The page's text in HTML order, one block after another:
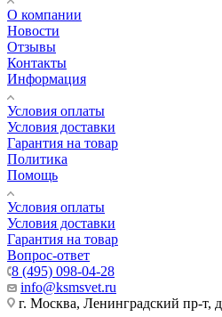
О компании
Новости
Отзывы
Контакты
Информация
Условия оплаты
Условия доставки
Гарантия на товар
Политика
Помощь
Условия оплаты
Условия доставки
Гарантия на товар
Вопрос-ответ
8 (495) 098-04-28
info@ksmsvet.ru
г. Москва, Ленинградский пр-т,